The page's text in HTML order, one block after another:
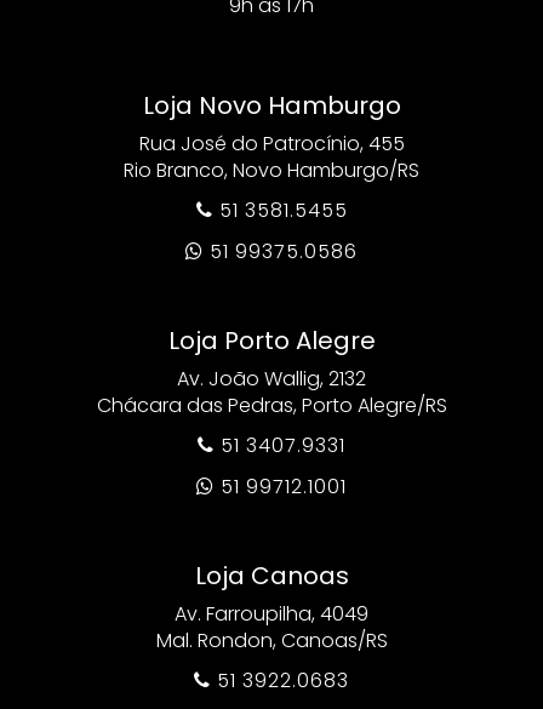
9h as 17h
Loja Novo Hamburgo
Rua José do Patrocínio, 455
Rio Branco, Novo Hamburgo/RS
 51 3581.5455
 51 99375.0586
Loja Porto Alegre
Av. João Wallig, 2132
Chácara das Pedras, Porto Alegre/RS
 51 3407.9331
 51 99712.1001
Loja Canoas
Av. Farroupilha, 4049
Mal. Rondon, Canoas/RS
 51 3922.0683